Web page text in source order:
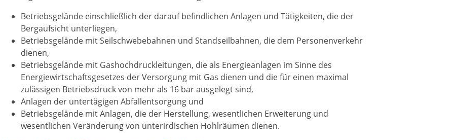
Betriebsgelände einschließlich der darauf befindlichen Anlagen und Tätigkeiten, die der
Bergaufsicht unterliegen,
Betriebsgelände mit Seilschwebebahnen und Standseilbahnen, die dem Personenverkehr
dienen,
Betriebsgelände mit Gashochdruckleitungen, die als Energieanlagen im Sinne des
Energiewirtschaftsgesetzes der Versorgung mit Gas dienen und die für einen maximal
zulässigen Betriebsdruck von mehr als 16 bar ausgelegt sind,
Anlagen der untertägigen Abfallentsorgung und
Betriebsgelände mit Anlagen, die der Herstellung, wesentlichen Erweiterung und
wesentlichen Veränderung von unterirdischen Hohlräumen dienen.